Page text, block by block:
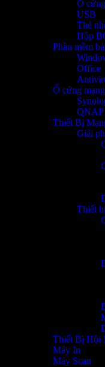
Ổ
USB
Thẻ
Hộp
Phần mềm
Office
Ổ cứng
QNAP
Thiết Bị
Giải
Thiết
Thiết Bị Hội
Máy In
Máy Scan